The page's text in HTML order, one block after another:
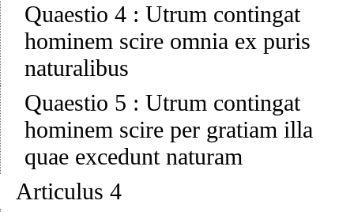
Quaestio 4 : Utrum contingat
hominem scire omnia ex puris
naturalibus
Quaestio 5 : Utrum contingat
hominem scire per gratiam illa
quae excedunt naturam
Articulus 4